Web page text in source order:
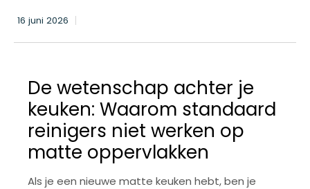
16 juni 2026
De wetenschap achter je
keuken: Waarom standaard
reinigers niet werken op
matte oppervlakken
Als je een nieuwe matte keuken hebt, ben je